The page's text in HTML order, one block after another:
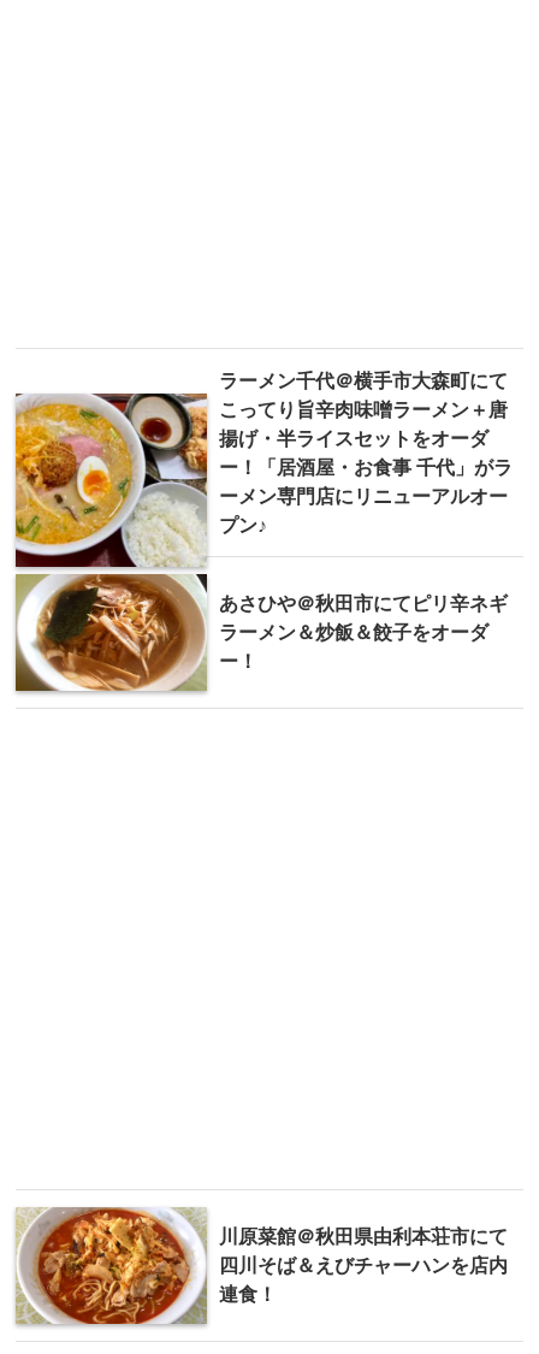
ラーメン千代＠横手市大森町にて
こってり旨辛肉味噌ラーメン＋唐
揚げ・半ライスセットをオーダ
ー！「居酒屋・お食事 千代」がラ
ーメン専門店にリニューアルオー
プン♪
あさひや＠秋田市にてピリ辛ネギ
ラーメン＆炒飯＆餃子をオーダ
ー！
川原菜館＠秋田県由利本荘市にて
四川そば＆えびチャーハンを店内
連食！